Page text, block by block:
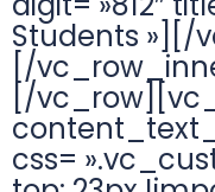
Students »][/
[/
[/
css=